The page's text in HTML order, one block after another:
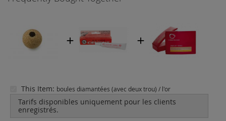
This Item: boules diamantées (avec deux trou) / l'or
Tarifs disponibles uniquement pour les clients
enregistrés.